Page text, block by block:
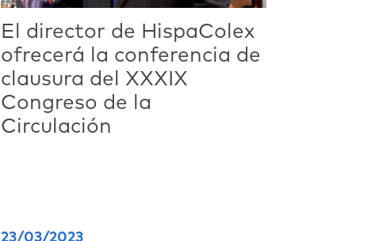
El director de HispaColex
ofrecerá la conferencia de
clausura del XXXIX
Congreso de la
Circulación